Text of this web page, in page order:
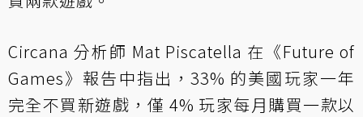
Circana 分析師 Mat Piscatella 在《Future of
Games》報告中指出，33% 的美國玩家一年
完全不買新遊戲，僅 4% 玩家每月購買一款以